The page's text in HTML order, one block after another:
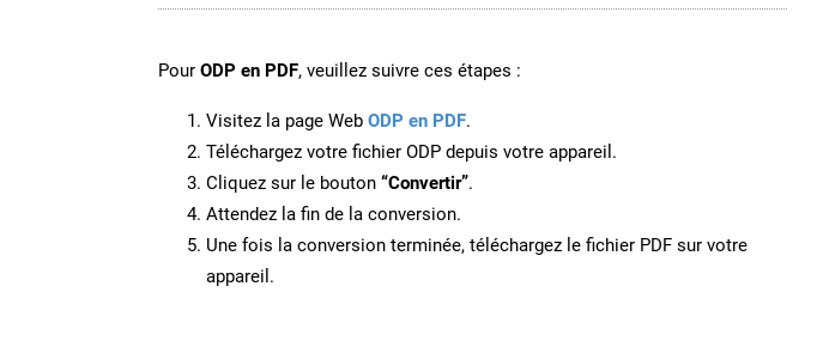
Pour ODP en PDF, veuillez suivre ces étapes :
Visitez la page Web ODP en PDF.
Téléchargez votre fichier ODP depuis votre appareil.
Cliquez sur le bouton “Convertir”.
Attendez la fin de la conversion.
Une fois la conversion terminée, téléchargez le fichier PDF sur votre
appareil.